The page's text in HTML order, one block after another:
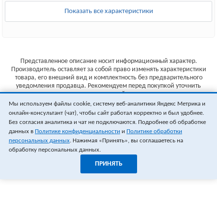
Показать все характеристики
Представленное описание носит информационный характер.
Производитель оставляет за собой право изменять характеристики
товара, его внешний вид и комплектность без предварительного
уведомления продавца. Рекомендуем перед покупкой уточнить
характеристики товара на сайте производителя.
Указанные цены не являются публичной офертой (ст.435 ГК РФ).
Стоимость и наличие товара уточняйте у менеджера.
Мы используем файлы cookie, систему веб-аналитики Яндекс Метрика и
онлайн-консультант (чат), чтобы сайт работал корректно и был удобнее.
Без согласия аналитика и чат не подключаются. Подробнее об обработке
данных в Политике конфиденциальности и Политике обработки
персональных данных. Нажимая «Принять», вы соглашаетесь на
обработку персональных данных.
ПРИНЯТЬ